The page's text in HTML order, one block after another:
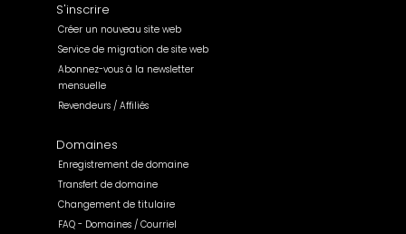
S'inscrire
Créer un nouveau site web
Service de migration de site web
Abonnez-vous à la newsletter
mensuelle
Revendeurs / Affiliés
Domaines
Enregistrement de domaine
Transfert de domaine
Changement de titulaire
FAQ - Domaines / Courriel